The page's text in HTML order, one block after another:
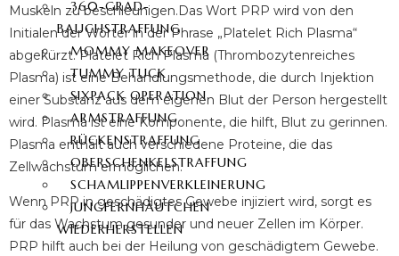
360-GRAD-
BAUCHSTRAFFUNG
MOMMY MAKEOVER
TUMMY TUCK
SIXPACK OPERATION
ARMSTRAFFUNG
RÜCKENSTRAFFUNG
OBERSCHENKELSTRAFFUNG
SCHAMLIPPENVERKLEINERUNG
JUNGFERNHÄUTCHEN
WIEDERHERSTELLEN
Muskeln zu beschleunigen.Das Wort PRP wird von den
Initialen der Wörter in der Phrase „Platelet Rich Plasma“
abgekürzt. Platelet Rich Plasma (Thrombozytenreiches
Plasma) ist eine Behandlungsmethode, die durch Injektion
einer Substanz aus dem eigenen Blut der Person hergestellt
wird. Plasma ist eine Komponente, die hilft, Blut zu gerinnen.
Plasma enthält auch verschiedene Proteine, die das
Zellwachstum ermöglichen.
Wenn PRP in geschädigtes Gewebe injiziert wird, sorgt es
für das Wachstum gesunder und neuer Zellen im Körper.
PRP hilft auch bei der Heilung von geschädigtem Gewebe.